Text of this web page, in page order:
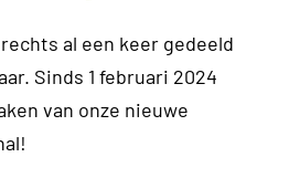
al een keer gedeeld
Sinds 1 februari 2024
van onze nieuwe